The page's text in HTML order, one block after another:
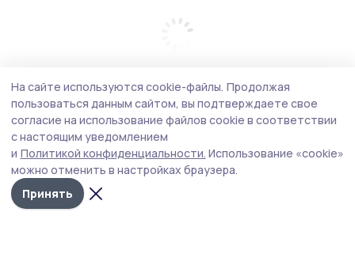
На сайте используются cookie-файлы. Продолжая
пользоваться данным сайтом, вы подтверждаете свое
согласие на использование файлов cookie в соответствии
с настоящим уведомлением
и Политикой конфиденциальности. Использование «cookie»
можно отменить в настройках браузера.
Принять